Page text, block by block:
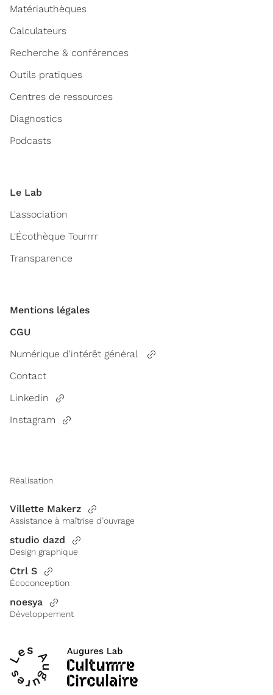
Matériauthèques
Calculateurs
Recherche & conférences
Outils pratiques
Centres de ressources
Diagnostics
Podcasts
Le Lab
L'association
L'Écothèque Tourrrr
Transparence
Mentions légales
CGU
Numérique d'intérêt général
Contact
Linkedin
Instagram
Réalisation
Villette Makerz
Assistance à maîtrise d’ouvrage
studio dazd
Design graphique
Ctrl S
Écoconception
noesya
Développement